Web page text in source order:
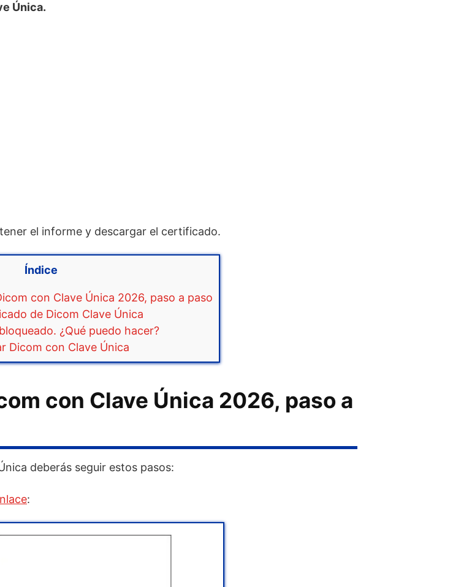
Única.
el informe y descargar el certificado.
Índice
con Clave Única 2026, paso a paso
de Dicom Clave Única
¿Qué puedo hacer?
Dicom con Clave Única
con Clave Única 2026, paso a
deberás seguir estos pasos:
: